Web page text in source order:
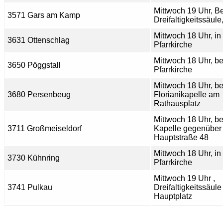
3571 Gars am Kamp
Mittwoch 19 Uhr,
Dreifaltigkeitssäule,
3631 Ottenschlag
Mittwoch 18 Uhr, in
Pfarrkirche
3650 Pöggstall
Mittwoch 18 Uhr,
Pfarrkirche
3680 Persenbeug
Mittwoch 18 Uhr,
Florianikapelle am
Rathausplatz
3711 Großmeiseldorf
Mittwoch 18 Uhr,
Kapelle gegenüber
Hauptstraße 48
3730 Kühnring
Mittwoch 18 Uhr, in
Pfarrkirche
3741 Pulkau
Mittwoch 19 Uhr ,
Dreifaltigkeitssäule
Hauptplatz